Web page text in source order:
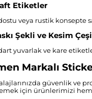
Etiketler
veya rustik konsepte
Şekli ve Kesim
yuvarlak ve kare
Markalı
güvenlik ve
için ürünlerimizi